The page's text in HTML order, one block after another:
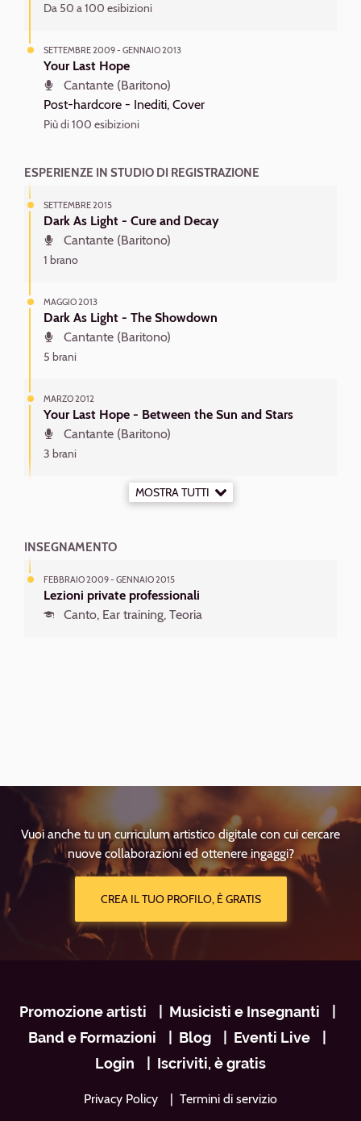
Da 50 a 100 esibizioni
SETTEMBRE 2009 - GENNAIO 2013
Your Last Hope
Cantante (Baritono)
Post-hardcore - Inediti, Cover
Più di 100 esibizioni
ESPERIENZE IN STUDIO DI REGISTRAZIONE
SETTEMBRE 2015
Dark As Light - Cure and Decay
Cantante (Baritono)
1 brano
MAGGIO 2013
Dark As Light - The Showdown
Cantante (Baritono)
5 brani
MARZO 2012
Your Last Hope - Between the Sun and Stars
Cantante (Baritono)
3 brani
MOSTRA TUTTI
INSEGNAMENTO
FEBBRAIO 2009 - GENNAIO 2015
Lezioni private professionali
Canto, Ear training, Teoria
Vuoi anche tu un curriculum artistico digitale con cui cercare
nuove collaborazioni ed ottenere ingaggi?
CREA IL TUO PROFILO, È GRATIS
Navigazione
footer
Promozione artisti
Musicisti e Insegnanti
Band e Formazioni
Blog
Eventi Live
Login
Iscriviti, è gratis
Privacy Policy Termini di servizio